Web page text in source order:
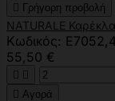
 Γρήγορη προβολή
NATURALE
Κωδικός: Ε7052,4
55,50 €
 
 Αγορά